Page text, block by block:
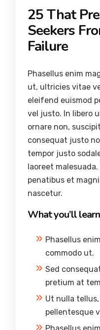
25 That
Seekers
Failure
Phasellus enim
ut, ultricies vitae
eleifend euismod
vel justo. In libero
ornare non,
consequat justo
tempor justo
laoreet
penatibus et
nascetur.
What you’ll
Phasellus
commodo ut.
Sed
pretium at
Ut nulla
pellentesque